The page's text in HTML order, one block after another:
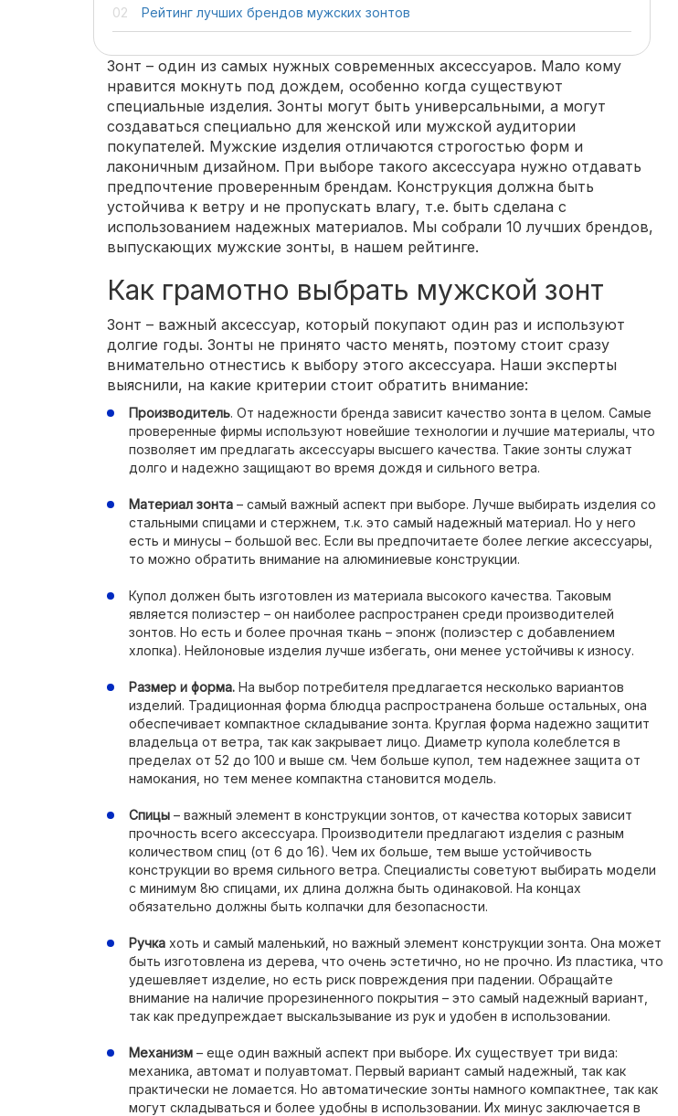
Рейтинг лучших брендов мужских зонтов
Зонт – один из самых нужных современных аксессуаров. Мало кому
нравится мокнуть под дождем, особенно когда существуют
специальные изделия. Зонты могут быть универсальными, а могут
создаваться специально для женской или мужской аудитории
покупателей. Мужские изделия отличаются строгостью форм и
лаконичным дизайном. При выборе такого аксессуара нужно отдавать
предпочтение проверенным брендам. Конструкция должна быть
устойчива к ветру и не пропускать влагу, т.е. быть сделана с
использованием надежных материалов. Мы собрали 10 лучших брендов,
выпускающих мужские зонты, в нашем рейтинге.
Как грамотно выбрать мужской зонт
Зонт – важный аксессуар, который покупают один раз и используют
долгие годы. Зонты не принято часто менять, поэтому стоит сразу
внимательно отнестись к выбору этого аксессуара. Наши эксперты
выяснили, на какие критерии стоит обратить внимание:
Производитель. От надежности бренда зависит качество зонта в целом. Самые
проверенные фирмы используют новейшие технологии и лучшие материалы, что
позволяет им предлагать аксессуары высшего качества. Такие зонты служат
долго и надежно защищают во время дождя и сильного ветра.
Материал зонта – самый важный аспект при выборе. Лучше выбирать изделия со
стальными спицами и стержнем, т.к. это самый надежный материал. Но у него
есть и минусы – большой вес. Если вы предпочитаете более легкие аксессуары,
то можно обратить внимание на алюминиевые конструкции.
Купол должен быть изготовлен из материала высокого качества. Таковым
является полиэстер – он наиболее распространен среди производителей
зонтов. Но есть и более прочная ткань – эпонж (полиэстер с добавлением
хлопка). Нейлоновые изделия лучше избегать, они менее устойчивы к износу.
Размер и форма. На выбор потребителя предлагается несколько вариантов
изделий. Традиционная форма блюдца распространена больше остальных, она
обеспечивает компактное складывание зонта. Круглая форма надежно защитит
владельца от ветра, так как закрывает лицо. Диаметр купола колеблется в
пределах от 52 до 100 и выше см. Чем больше купол, тем надежнее защита от
намокания, но тем менее компактна становится модель.
Спицы – важный элемент в конструкции зонтов, от качества которых зависит
прочность всего аксессуара. Производители предлагают изделия с разным
количеством спиц (от 6 до 16). Чем их больше, тем выше устойчивость
конструкции во время сильного ветра. Специалисты советуют выбирать модели
с минимум 8ю спицами, их длина должна быть одинаковой. На концах
обязательно должны быть колпачки для безопасности.
Ручка хоть и самый маленький, но важный элемент конструкции зонта. Она может
быть изготовлена из дерева, что очень эстетично, но не прочно. Из пластика, что
удешевляет изделие, но есть риск повреждения при падении. Обращайте
внимание на наличие прорезиненного покрытия – это самый надежный вариант,
так как предупреждает выскальзывание из рук и удобен в использовании.
Механизм – еще один важный аспект при выборе. Их существует три вида:
механика, автомат и полуавтомат. Первый вариант самый надежный, так как
практически не ломается. Но автоматические зонты намного компактнее, так как
могут складываться и более удобны в использовании. Их минус заключается в